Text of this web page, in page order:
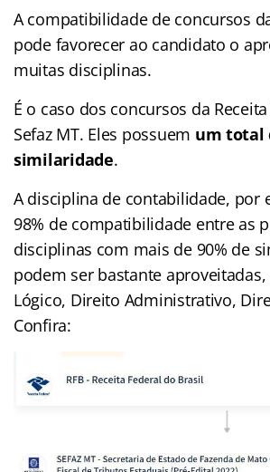
A compatibilidade de concursos
pode favorecer ao candidato o
muitas disciplinas.
É o caso dos concursos da
Sefaz MT. Eles possuem um total
similaridade.
A disciplina de contabilidade, por
98% de compatibilidade entre as
disciplinas com mais de 90% de
podem ser bastante
Lógico, Direito Administrativo,
Confira: